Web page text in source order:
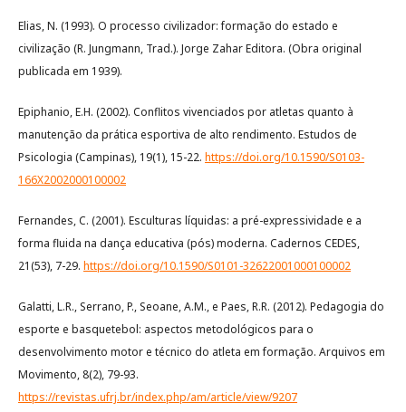
Elias, N. (1993). O processo civilizador: formação do estado e
civilização (R. Jungmann, Trad.). Jorge Zahar Editora. (Obra original
publicada em 1939).
Epiphanio, E.H. (2002). Conflitos vivenciados por atletas quanto à
manutenção da prática esportiva de alto rendimento. Estudos de
Psicologia (Campinas), 19(1), 15-22. https://doi.org/10.1590/S0103-
166X2002000100002
Fernandes, C. (2001). Esculturas líquidas: a pré-expressividade e a
forma fluida na dança educativa (pós) moderna. Cadernos CEDES,
21(53), 7-29. https://doi.org/10.1590/S0101-32622001000100002
Galatti, L.R., Serrano, P., Seoane, A.M., e Paes, R.R. (2012). Pedagogia do
esporte e basquetebol: aspectos metodológicos para o
desenvolvimento motor e técnico do atleta em formação. Arquivos em
Movimento, 8(2), 79-93.
https://revistas.ufrj.br/index.php/am/article/view/9207